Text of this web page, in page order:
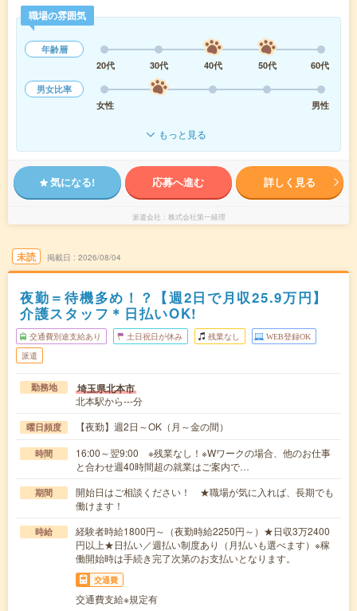
職場の雰囲気
年齢層
20代
30代 40代 50代
60代
男女比率
女性
男性
もっと見る
気になる! 応募へ進む 詳しく見る
派遣会社 株式会社第一経理
未読 掲載日 2026/08/04
夜勤＝待機多め！？【週2日で月収25.9万円】
介護スタッフ＊日払いOK!
交通費別途支給あり 土日祝日が休み 残業なし WEB登録OK
派遣
勤務地 埼玉県北本市
北本駅から---分
曜日頻度 【夜勤】週2日～OK（月～金の間）
時間
16:00～翌9:00 ※残業なし！※Wワークの場合、他のお仕事
と合わせ週40時間超の就業はご案内で…
期間
開始日はご相談ください！ ★職場が気に入れば、長期でも
働けます！
時給
経験者時給1800円～（夜勤時給2250円～）★日収3万2400
円以上★日払い／週払い制度あり（月払いも選べます）※稼
働開始時は手続き完了次第のお支払いとなります。
交通費
交通費支給※規定有